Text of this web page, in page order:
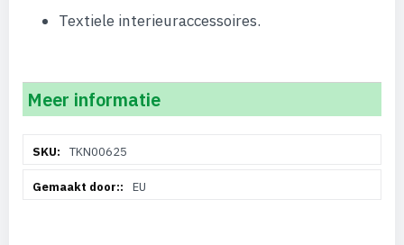
Textiele interieuraccessoires.
Meer informatie
informatieTKN00625
EU